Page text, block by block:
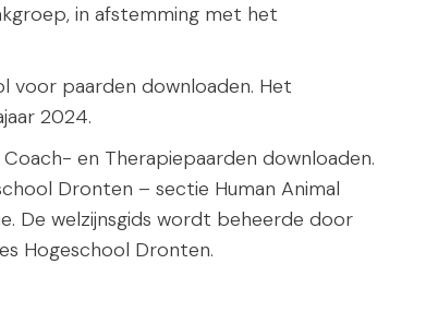
in afstemming met het
voor paarden downloaden. Het
2024.
en Therapiepaarden downloaden.
Dronten – sectie Human Animal
De welzijnsgids wordt beheerde door
Hogeschool Dronten.